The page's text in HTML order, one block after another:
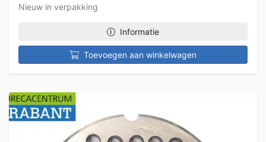
Nieuw in verpakking
Informatie
Toevoegen aan winkelwagen